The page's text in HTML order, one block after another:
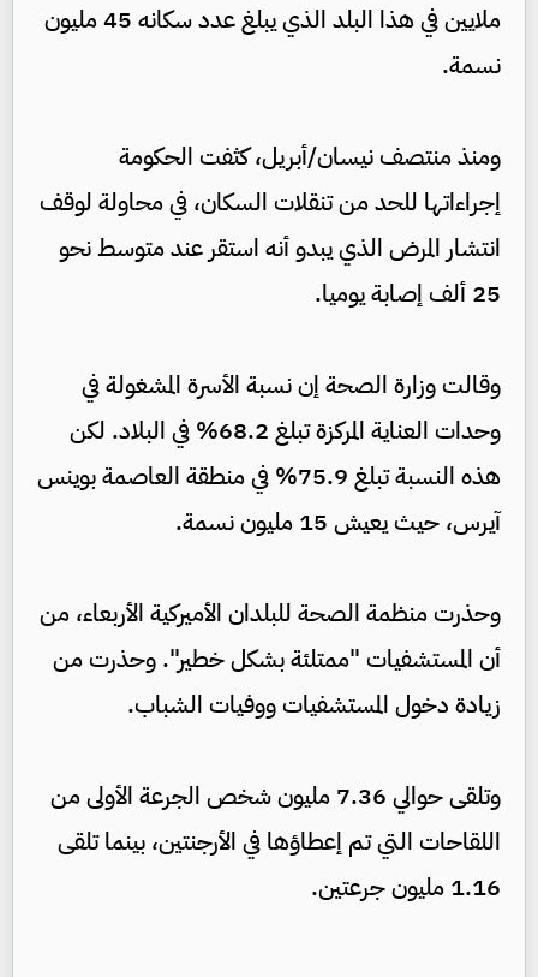
ملايين في هذا البلد الذي يبلغ عدد سكانه 45 مليون
نسمة.
ومنذ منتصف نيسان/أبريل، كثفت الحكومة
إجراءاتها للحد من تنقلات السكان، في محاولة لوقف
انتشار المرض الذي يبدو أنه استقر عند متوسط نحو
25 ألف إصابة يوميا.
وقالت وزارة الصحة إن نسبة الأسرة المشغولة في
وحدات العناية المركزة تبلغ 68.2% في البلاد. لكن
هذه النسبة تبلغ 75.9% في منطقة العاصمة بوينس
آيرس، حيث يعيش 15 مليون نسمة.
وحذرت منظمة الصحة للبلدان الأميركية الأربعاء، من
أن المستشفيات "ممتلئة بشكل خطير". وحذرت من
زيادة دخول المستشفيات ووفيات الشباب.
وتلقى حوالي 7.36 مليون شخص الجرعة الأولى من
اللقاحات التي تم إعطاؤها في الأرجنتين، بينما تلقى
1.16 مليون جرعتين.